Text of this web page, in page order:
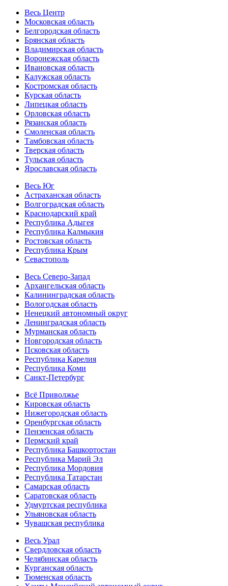
Весь Центр
Московская область
Белгородская область
Брянская область
Владимирская область
Воронежская область
Ивановская область
Калужская область
Костромская область
Курская область
Липецкая область
Орловская область
Рязанская область
Смоленская область
Тамбовская область
Тверская область
Тульская область
Ярославская область
Весь Юг
Астраханская область
Волгоградская область
Краснодарский край
Республика Адыгея
Республика Калмыкия
Ростовская область
Республика Крым
Севастополь
Весь Северо-Запад
Архангельская область
Калининградская область
Вологодская область
Ненецкий автономный округ
Ленинградская область
Мурманская область
Новгородская область
Псковская область
Республика Карелия
Республика Коми
Санкт-Петербург
Всё Приволжье
Кировская область
Нижегородская область
Оренбургская область
Пензенская область
Пермский край
Республика Башкортостан
Республика Марий Эл
Республика Мордовия
Республика Татарстан
Самарская область
Саратовская область
Удмуртская республика
Ульяновская область
Чувашская республика
Весь Урал
Свердловская область
Челябинская область
Курганская область
Тюменская область